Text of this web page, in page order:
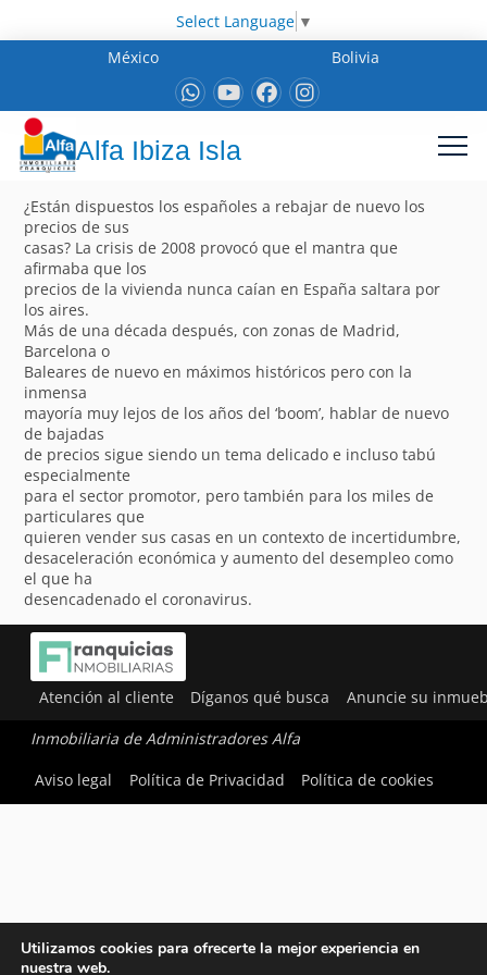
Select Language ▼
México
Bolivia
Alfa Ibiza Isla
¿Están dispuestos los españoles a rebajar de nuevo los
precios de sus
casas? La crisis de 2008 provocó que el mantra que
afirmaba que los
precios de la vivienda nunca caían en España saltara por
los aires.
Más de una década después, con zonas de Madrid,
Barcelona o
Baleares de nuevo en máximos históricos pero con la
inmensa
mayoría muy lejos de los años del ‘boom’, hablar de nuevo
de bajadas
de precios sigue siendo un tema delicado e incluso tabú
especialmente
para el sector promotor, pero también para los miles de
particulares que
quieren vender sus casas en un contexto de incertidumbre,
desaceleración económica y aumento del desempleo como
el que ha
desencadenado el coronavirus.
Atención al cliente Díganos qué busca Anuncie su
Inmobiliaria de Administradores Alfa
Aviso legal
Política de Privacidad Política de cookies
Utilizamos cookies para ofrecerte la mejor experiencia en
nuestra web.